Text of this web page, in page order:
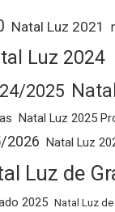
Natal Luz 2021
Luz 2024
2025
Natal Luz 2025
2026 Natal Luz
Luz de
2025 Natal Luz